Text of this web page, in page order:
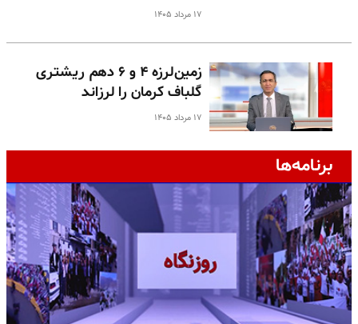
۱۷ مرداد ۱۴۰۵
زمین‌لرزه ۴ و ۶ دهم ریشتری
گلباف کرمان را لرزاند
۱۷ مرداد ۱۴۰۵
برنامه‌ها